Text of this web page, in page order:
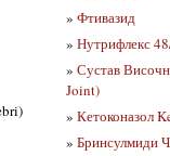
» Фтивазид
» Нутрифлекс
» Сустав
Joint)
» Кетоконазол
» Бринсулмиди